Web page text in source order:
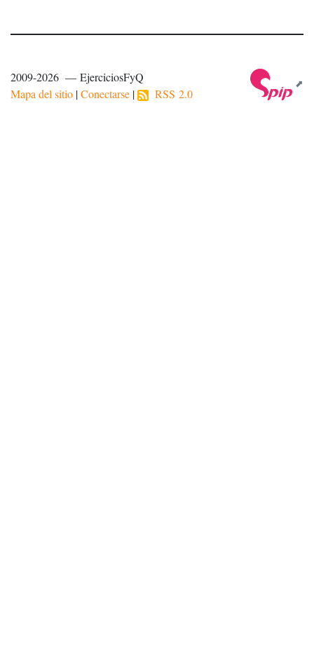
2009-2026 — EjerciciosFyQ
Mapa del sitio |Conectarse | RSS 2.0